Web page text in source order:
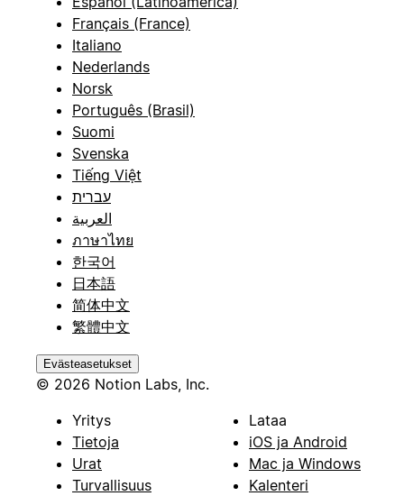
Français (France)
Italiano
Nederlands
Norsk
Português (Brasil)
Suomi
Svenska
Tiếng Việt
עברית
العربية
ภาษาไทย
한국어
日本語
简体中文
繁體中文
Evästeasetukset
© 2026 Notion Labs, Inc.
Yritys
Tietoja
Urat
Turvallisuus
Lataa
iOS ja Android
Mac ja Windows
Kalenteri